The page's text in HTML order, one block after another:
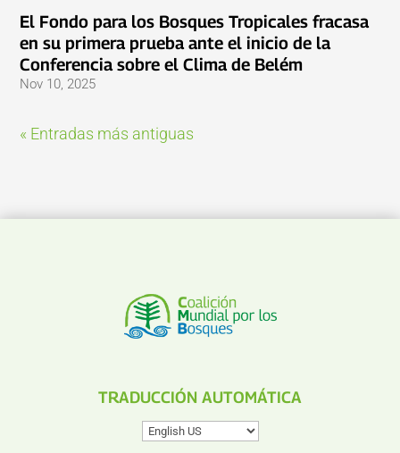
El Fondo para los Bosques Tropicales fracasa
en su primera prueba ante el inicio de la
Conferencia sobre el Clima de Belém
Nov 10, 2025
« Entradas más antiguas
TRADUCCIÓN AUTOMÁTICA